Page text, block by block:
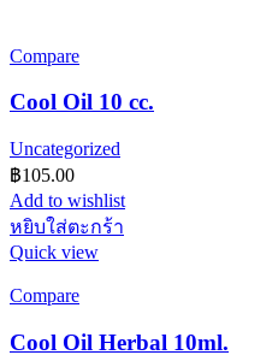
Compare
Cool Oil 10 cc.
Uncategorized
฿105.00
Add to wishlist
หยิบใส่ตะกร้า
Quick view
Compare
Cool Oil Herbal 10ml.